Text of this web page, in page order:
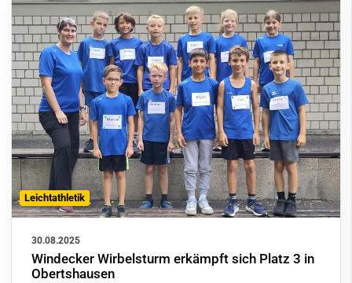
Leichtathletik
30.08.2025
Windecker Wirbelsturm erkämpft sich Platz 3 in
Obertshausen